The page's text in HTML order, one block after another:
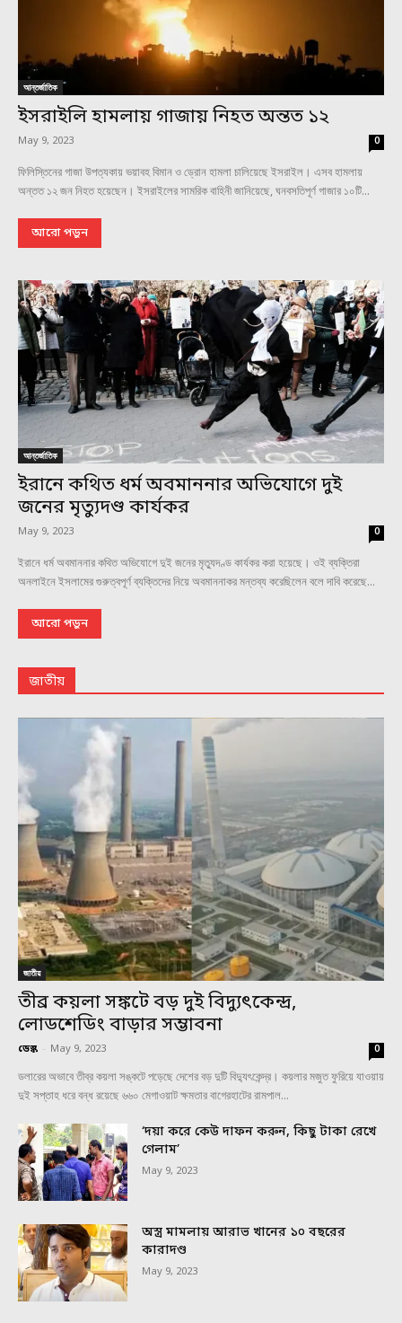
আন্তর্জাতিক
ইসরাইলি হামলায় গাজায় নিহত অন্তত ১২
May 9, 2023 0
ফিলিস্তিনের গাজা উপত্যকায় ভয়াবহ বিমান ও ড্রোন হামলা চালিয়েছে ইসরাইল। এসব হামলায়
অন্তত ১২ জন নিহত হয়েছেন। ইসরাইলের সামরিক বাহিনী জানিয়েছে, ঘনবসতিপূর্ণ গাজার ১০টি...
আরো পড়ুন
আন্তর্জাতিক
ইরানে কথিত ধর্ম অবমাননার অভিযোগে দুই
জনের মৃত্যুদণ্ড কার্যকর
May 9, 2023 0
ইরানে ধর্ম অবমাননার কথিত অভিযোগে দুই জনের মৃত্যুদণ্ড কার্যকর করা হয়েছে। ওই ব্যক্তিরা
অনলাইনে ইসলামের গুরুত্বপূর্ণ ব্যক্তিদের নিয়ে অবমাননাকর মন্তব্য করেছিলেন বলে দাবি করেছে...
আরো পড়ুন
জাতীয়
জাতীয়
তীব্র কয়লা সঙ্কটে বড় দুই বিদ্যুৎকেন্দ্র,
লোডশেডিং বাড়ার সম্ভাবনা
ডেস্ক - May 9, 2023 0
ডলারের অভাবে তীব্র কয়লা সঙ্কটে পড়েছে দেশের বড় দুটি বিদ্যুৎকেন্দ্র। কয়লার মজুত ফুরিয়ে যাওয়ায়
দুই সপ্তাহ ধরে বন্ধ রয়েছে ৬৬০ মেগাওয়াট ক্ষমতার বাগেরহাটের রামপাল...
‘দয়া করে কেউ দাফন করুন, কিছু টাকা রেখে
গেলাম’
May 9, 2023
অস্ত্র মামলায় আরাভ খানের ১০ বছরের
কারাদণ্ড
May 9, 2023